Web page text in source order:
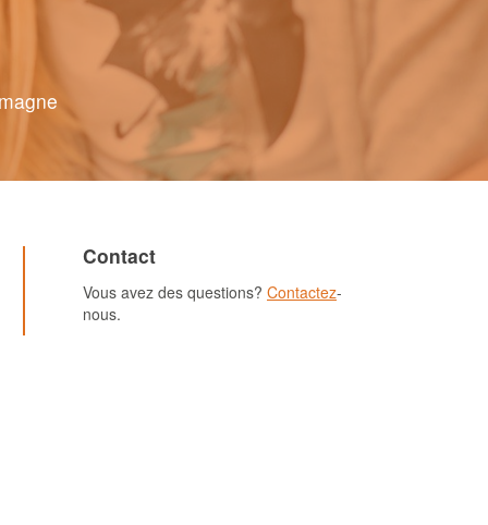
Contact
Vous avez des questions? Contactez-
nous.